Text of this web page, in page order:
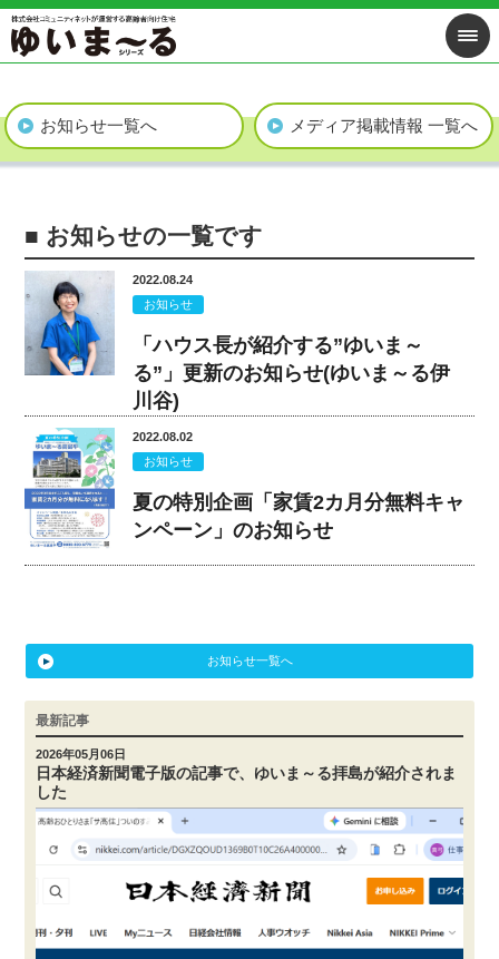
お知らせ一覧へ メディア掲載情報 一覧へ
■ お知らせの一覧です
2022.08.24
お知らせ
「ハウス長が紹介する”ゆいま～
る”」更新のお知らせ(ゆいま～る伊
川谷)
2022.08.02
お知らせ
夏の特別企画「家賃2カ月分無料キャ
ンペーン」のお知らせ
お知らせ一覧へ
最新記事
2026年05月06日
日本経済新聞電子版の記事で、ゆいま～る拝島が紹介されま
した